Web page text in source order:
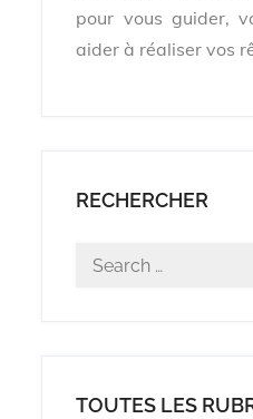
pour vous guider,
aider à réaliser vos
RECHERCHER
Search
TOUTES LES